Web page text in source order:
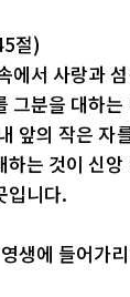
절)
에서 사랑과
그분을 대하
앞의 작은 자
는 것이 신
입니다.
생에 들어가